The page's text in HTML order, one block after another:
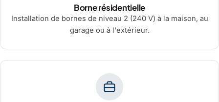
Borne résidentielle
Installation de bornes de niveau 2 (240 V) à la maison, au
garage ou à l'extérieur.